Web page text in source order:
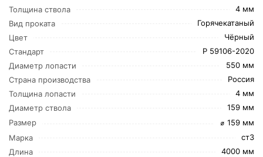
Толщина ствола
4 мм
Вид проката
Горячекатаный
Цвет
Чёрный
Стандарт
Р 59106-2020
Диаметр лопасти
550 мм
Страна производства
Россия
Толщина лопасти
4 мм
Диаметр ствола
159 мм
Размер
⌀ 159 мм
Марка
ст3
Длина
4000 мм